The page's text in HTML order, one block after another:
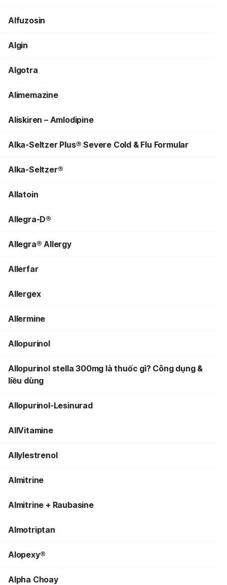
Alfuzosin
Algin
Algotra
Alimemazine
Aliskiren – Amlodipine
Alka-Seltzer Plus® Severe Cold & Flu Formular
Alka-Seltzer®
Allatoin
Allegra-D®
Allegra® Allergy
Allerfar
Allergex
Allermine
Allopurinol
Allopurinol stella 300mg là thuốc gì? Công dụng &
liều dùng
Allopurinol-Lesinurad
AllVitamine
Allylestrenol
Almitrine
Almitrine + Raubasine
Almotriptan
Alopexy®
Alpha Choay